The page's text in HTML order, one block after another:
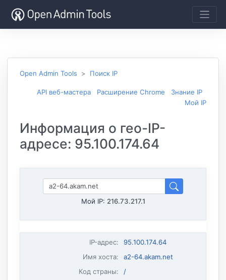
Open Admin Tools Поиск IP
API веб-мастера Расширение Chrome
Знание IP
Мой IP
Информация о гео-IP-
адресе: 95.100.174.64
Мой IP: 216.73.217.1
IP-адрес:
95.100.174.64
Имя хоста:
a2-64.akam.net
Код страны:
/